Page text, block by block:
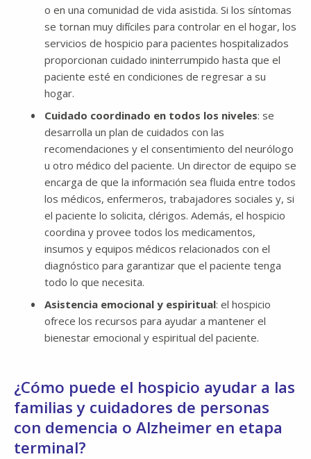
o en una comunidad de vida asistida. Si los síntomas
se tornan muy difíciles para controlar en el hogar, los
servicios de hospicio para pacientes hospitalizados
proporcionan cuidado ininterrumpido hasta que el
paciente esté en condiciones de regresar a su
hogar.
Cuidado coordinado en todos los niveles: se
desarrolla un plan de cuidados con las
recomendaciones y el consentimiento del neurólogo
u otro médico del paciente. Un director de equipo se
encarga de que la información sea fluida entre todos
los médicos, enfermeros, trabajadores sociales y, si
el paciente lo solicita, clérigos. Además, el hospicio
coordina y provee todos los medicamentos,
insumos y equipos médicos relacionados con el
diagnóstico para garantizar que el paciente tenga
todo lo que necesita.
Asistencia emocional y espiritual: el hospicio
ofrece los recursos para ayudar a mantener el
bienestar emocional y espiritual del paciente.
¿Cómo puede el hospicio ayudar a las
familias y cuidadores de personas
con demencia o Alzheimer en etapa
terminal?